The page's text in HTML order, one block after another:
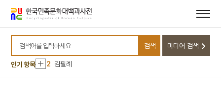
바로가기
바로가기
검색어를 입력하세요
검색 미디어 검색
인기 항목
10 국가유산기본법
1 금성대군
2 김필례
3 북조선임시인민위원회